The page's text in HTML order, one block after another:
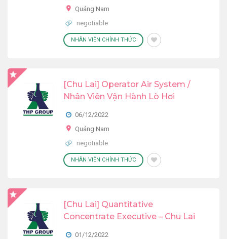
Quảng Nam
negotiable
NHÂN VIÊN CHÍNH THỨC
[Chu Lai] Operator Air System /
Nhân Viên Vận Hành Lò Hơi
06/12/2022
Quảng Nam
negotiable
NHÂN VIÊN CHÍNH THỨC
[Chu Lai] Quantitative
Concentrate Executive – Chu Lai
01/12/2022